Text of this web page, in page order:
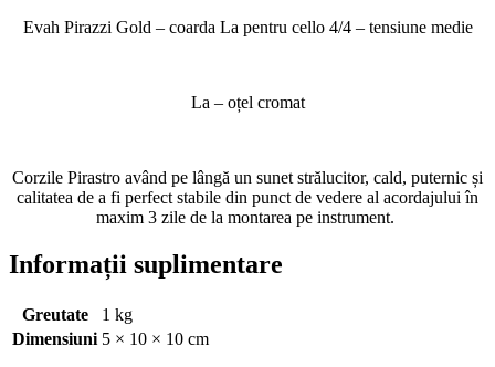
Evah Pirazzi Gold – coarda La pentru cello 4/4 – tensiune medie
La – oțel cromat
Corzile Pirastro având pe lângă un sunet strălucitor, cald, puternic și
calitatea de a fi perfect stabile din punct de vedere al acordajului în
maxim 3 zile de la montarea pe instrument.
Informații suplimentare
Greutate
1 kg
Dimensiuni 5 × 10 × 10 cm